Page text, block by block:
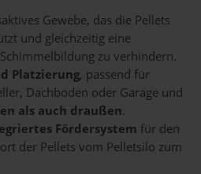
Gewebe, das die Pellets
und gleichzeitig eine
zu verhindern.
Platzierung, passend für
Dachboden oder Garage und
als auch draußen.
Fördersystem für den
der Pellets vom Pelletsilo zum